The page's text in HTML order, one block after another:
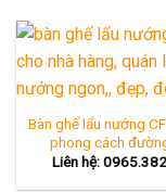
Bàn ghế lẩu nướng
phong cách
Liên hệ: